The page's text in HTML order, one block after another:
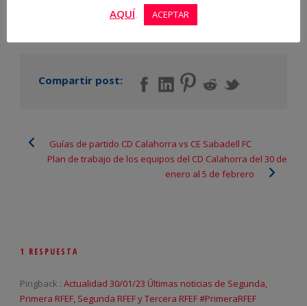
Compartir post:
Guías de partido CD Calahorra vs CE Sabadell FC
Plan de trabajo de los equipos del CD Calahorra del 30 de
enero al 5 de febrero
1 RESPUESTA
Pingback : Actualidad 30/01/23 Últimas noticias de Segunda,
Primera RFEF, Segunda RFEF y Tercera RFEF #PrimeraRFEF
AQUÍ. ACEPTAR